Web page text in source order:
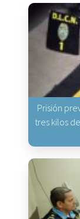
Prisión
tres kilos